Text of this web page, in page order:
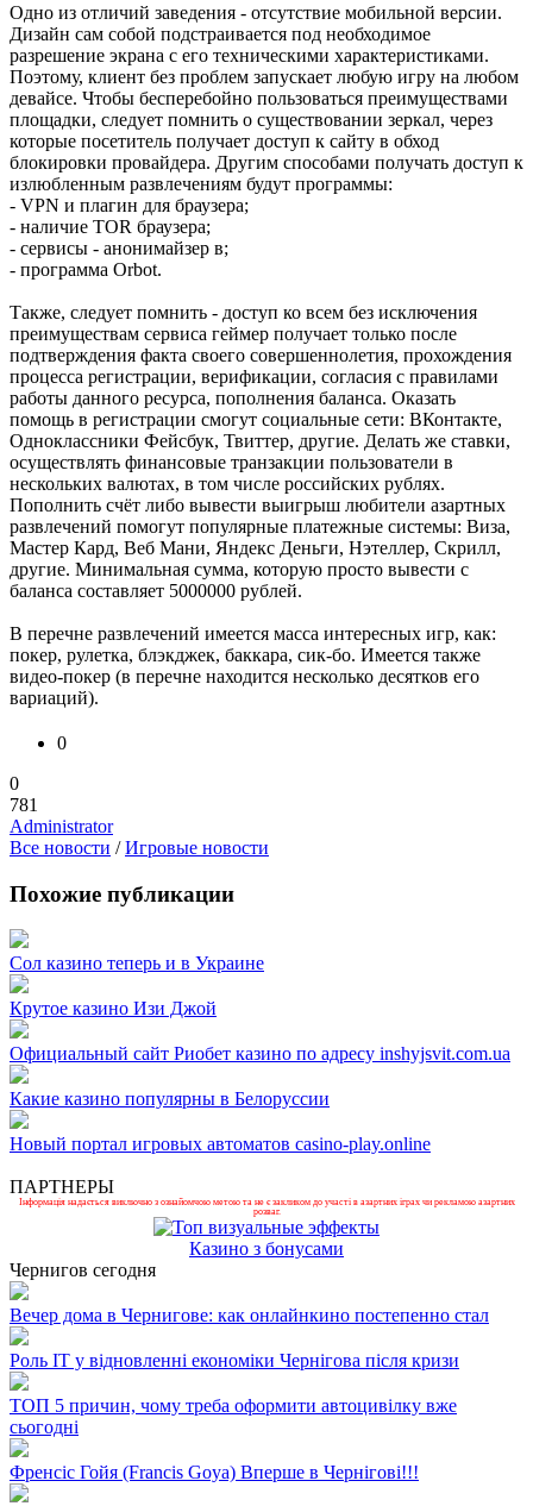
Одно из отличий заведения - отсутствие мобильной версии.
Дизайн сам собой подстраивается под необходимое
разрешение экрана с его техническими характеристиками.
Поэтому, клиент без проблем запускает любую игру на любом
девайсе. Чтобы бесперебойно пользоваться преимуществами
площадки, следует помнить о существовании зеркал, через
которые посетитель получает доступ к сайту в обход
блокировки провайдера. Другим способами получать доступ к
излюбленным развлечениям будут программы:
- VPN и плагин для браузера;
- наличие TOR браузера;
- сервисы - анонимайзер в;
- программа Orbot.
Также, следует помнить - доступ ко всем без исключения
преимуществам сервиса геймер получает только после
подтверждения факта своего совершеннолетия, прохождения
процесса регистрации, верификации, согласия с правилами
работы данного ресурса, пополнения баланса. Оказать
помощь в регистрации смогут социальные сети: ВКонтакте,
Одноклассники Фейсбук, Твиттер, другие. Делать же ставки,
осуществлять финансовые транзакции пользователи в
нескольких валютах, в том числе российских рублях.
Пополнить счёт либо вывести выигрыш любители азартных
развлечений помогут популярные платежные системы: Виза,
Мастер Кард, Веб Мани, Яндекс Деньги, Нэтеллер, Скрилл,
другие. Минимальная сумма, которую просто вывести с
баланса составляет 5000000 рублей.
В перечне развлечений имеется масса интересных игр, как:
покер, рулетка, блэкджек, баккара, сик-бо. Имеется также
видео-покер (в перечне находится несколько десятков его
вариаций).
0
0
781
Administrator
Все новости /Игровые новости
Похожие публикации
Сол казино теперь и в Украине
Крутое казино Изи Джой
Официальный сайт Риобет казино по адресу inshyjsvit.com.ua
Какие казино популярны в Белоруссии
Новый портал игровых автоматов casino-play.online
ПАРТНЕРЫ
Інформація надається виключно з ознайомчою метою та не є закликом до участі в азартних іграх чи рекламою азартних
розваг.
Казино з бонусами
Чернигов сегодня
Вечер дома в Чернигове: как онлайнкино постепенно стал
Роль ІТ у відновленні економіки Чернігова після кризи
ТОП 5 причин, чому треба оформити автоцивілку вже
сьогодні
Френсіс Гойя (Francis Goya) Вперше в Чернігові!!!